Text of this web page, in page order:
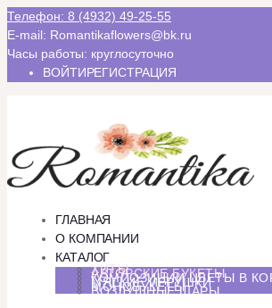
Телефон: 8 (4932) 49-25-55
E-mail: Romantikaflowers@bk.ru
Часы работы: круглосуточно
ВОЙТИРЕГИСТРАЦИЯ
ГЛАВНАЯ
О КОМПАНИИ
КАТАЛОГ
ХИТЫ
АВТОРСКИЕ БУКЕТЫ
КОМПОЗИЦИИ ЦВЕТЫ В
МЯГКИЕ ИГРУШКИ
МОНОБУКЕТЫ
ВОЗДУШНЫЕ ШАРЫ